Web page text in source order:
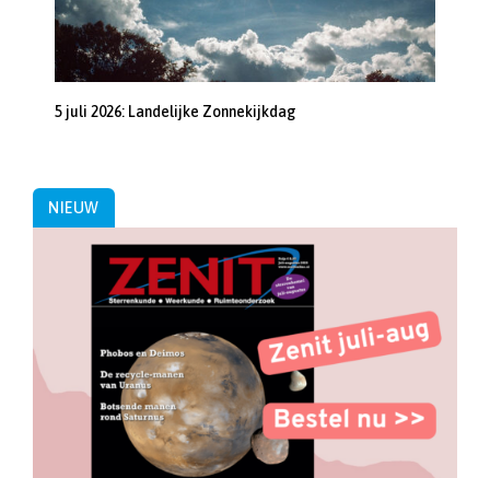
5 juli 2026: Landelijke Zonnekijkdag
NIEUW